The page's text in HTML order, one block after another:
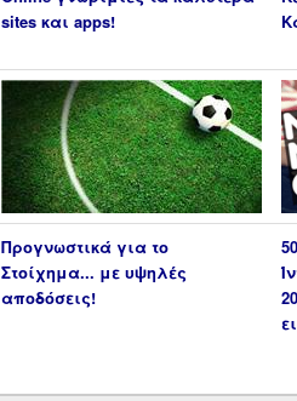
sites και apps!
Προγνωστικά για το
Στοίχημα... με υψηλές
αποδόσεις!